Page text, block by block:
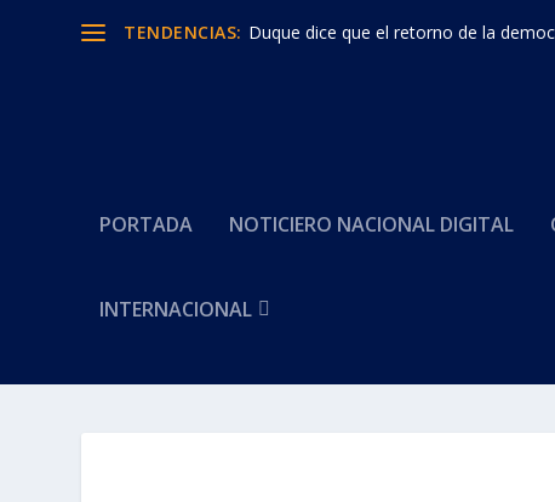
TENDENCIAS: Duque dice que el retorno de la
PORTADA NOTICIERO NACIONAL DIGITAL
INTERNACIONAL